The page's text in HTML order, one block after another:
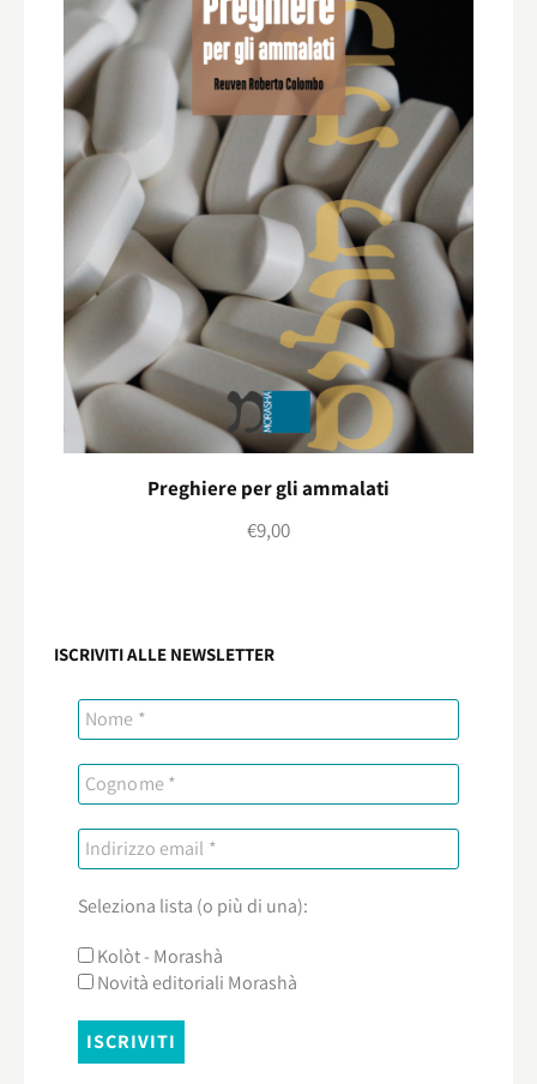
Preghiere per gli ammalati
€9,00
ISCRIVITI ALLE NEWSLETTER
Seleziona lista (o più di una):
Kolòt - Morashà
Novità editoriali Morashà